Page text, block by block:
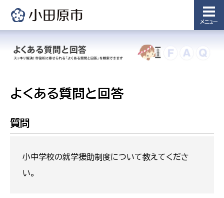
メニュー
よくある質問と回答
質問
小中学校の就学援助制度について教えてくださ
い。